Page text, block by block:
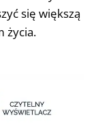
się większą
życia.